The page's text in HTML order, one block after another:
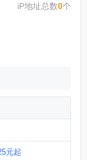
iP地址总数0个
元起